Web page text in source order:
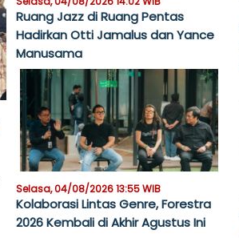
Ruang Jazz di Ruang Pentas
Hadirkan Otti Jamalus dan Yance
Manusama
Selasa, 04/08/2026 13:55 WIB
Kolaborasi Lintas Genre, Forestra
2026 Kembali di Akhir Agustus Ini